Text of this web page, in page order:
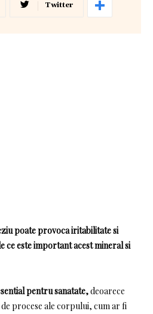
Twitter
poate provoca iritabilitate si
ce este important acest mineral si
pentru sanatate,deoarece
procese ale corpului, cum ar fi